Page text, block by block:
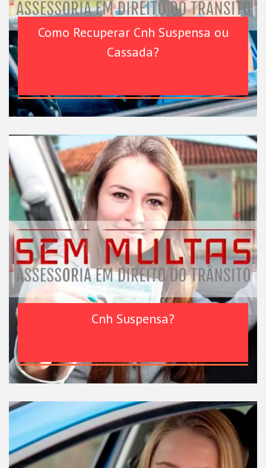
Como Recuperar Cnh Suspensa ou
Cassada?
Cnh Suspensa?